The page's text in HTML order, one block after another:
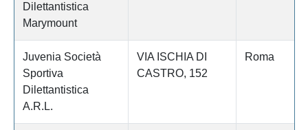
Dilettantistica
Marymount
Juvenia Società
Sportiva
Dilettantistica
A.R.L.
VIA ISCHIA DI
CASTRO, 152
Roma